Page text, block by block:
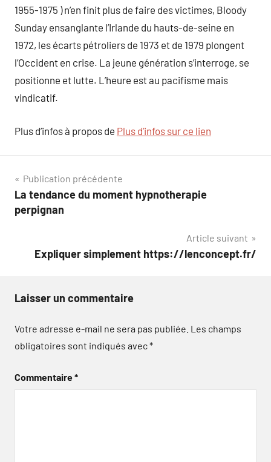
1955-1975 ) n’en finit plus de faire des victimes, Bloody
Sunday ensanglante l’Irlande du hauts-de-seine en
1972, les écarts pétroliers de 1973 et de 1979 plongent
l’Occident en crise. La jeune génération s’interroge, se
positionne et lutte. L’heure est au pacifisme mais
vindicatif.
Plus d’infos à propos de Plus d’infos sur ce lien
Navigation
de
Publication précédente
La tendance du moment hypnotherapie
perpignan
Article suivant
Expliquer simplement https://lenconcept.fr/
Laisser un commentaire
Votre adresse e-mail ne sera pas publiée. Les champs
obligatoires sont indiqués avec*
Commentaire*